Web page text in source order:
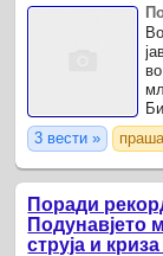
3 вести »
Поради
Подунавјето
струја и